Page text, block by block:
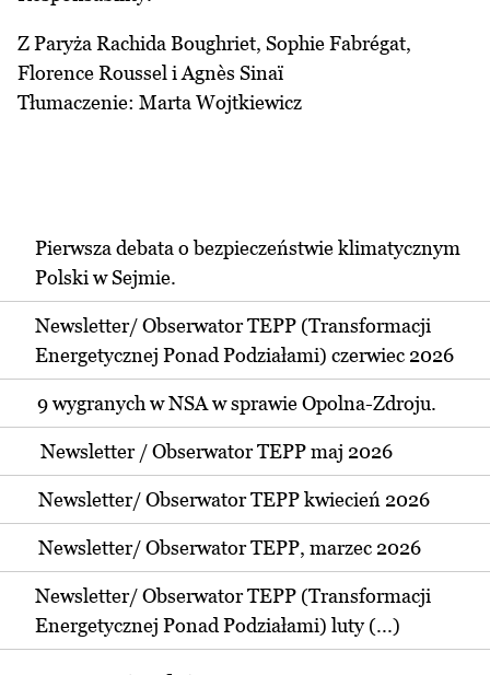
Z Paryża Rachida Boughriet, Sophie Fabrégat,
Florence Roussel i Agnès Sinaï
Tłumaczenie: Marta Wojtkiewicz
Pierwsza debata o bezpieczeństwie klimatycznym
Polski w Sejmie.
Newsletter/ Obserwator TEPP (Transformacji
Energetycznej Ponad Podziałami) czerwiec 2026
9 wygranych w NSA w sprawie Opolna-Zdroju.
Newsletter / Obserwator TEPP maj 2026
Newsletter/ Obserwator TEPP kwiecień 2026
Newsletter/ Obserwator TEPP, marzec 2026
Newsletter/ Obserwator TEPP (Transformacji
Energetycznej Ponad Podziałami) luty (...)